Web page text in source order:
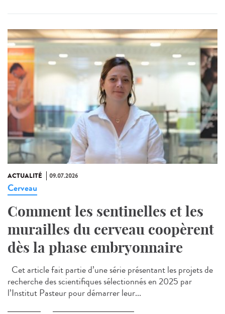
ACTUALITÉ 09.07.2026
Cerveau
Comment les sentinelles et les
murailles du cerveau coopèrent
dès la phase embryonnaire
Cet article fait partie d’une série présentant les projets de
recherche des scientifiques sélectionnés en 2025 par
l’Institut Pasteur pour démarrer leur...